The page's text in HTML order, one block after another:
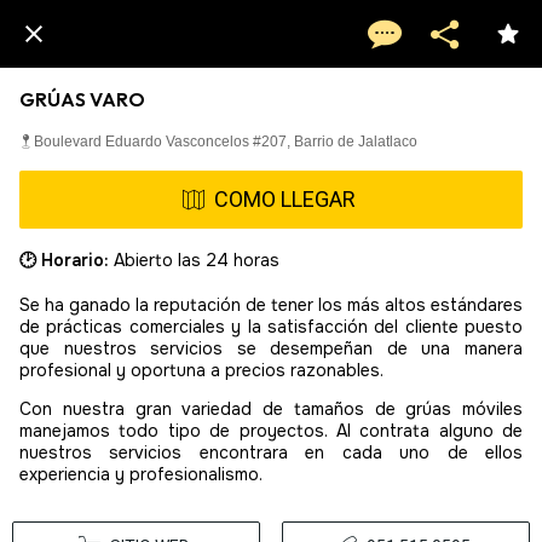
GRÚAS VARO
Boulevard Eduardo Vasconcelos #207, Barrio de Jalatlaco
COMO LLEGAR
🕑 Horario: Abierto las 24 horas
Se ha ganado la reputación de tener los más altos estándares
de prácticas comerciales y la satisfacción del cliente puesto
que nuestros servicios se desempeñan de una manera
profesional y oportuna a precios razonables.
Con nuestra gran variedad de tamaños de grúas móviles
manejamos todo tipo de proyectos. Al contrata alguno de
nuestros servicios encontrara en cada uno de ellos
experiencia y profesionalismo.